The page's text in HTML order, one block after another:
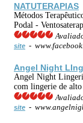
NATUTERAPIAS
Métodos
Podal -
site -
Angel Night
Angel Night
com lingerie de alto
site -